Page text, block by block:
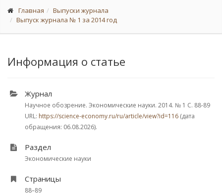
Главная
Выпуски журнала
Выпуск журнала № 1 за 2014 год
Информация о статье
Журнал
Научное обозрение. Экономические науки. 2014. № 1 С. 88-89
URL: https://science-economy.ru/ru/article/view?id=116 (дата
обращения: 06.08.2026).
Раздел
Экономические науки
Страницы
88–89